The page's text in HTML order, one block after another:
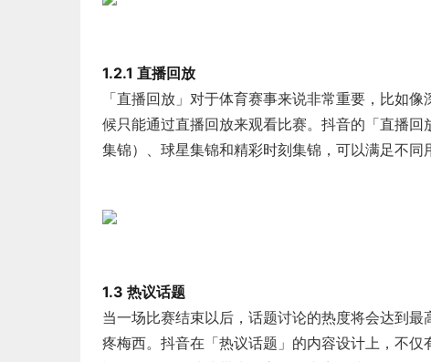
1.2.1 直播回放
「直播回放」对于体育赛事来说非常重要，比如
候只能通过直播回放来观看比赛。抖音的「直播
集锦）、球星集锦和精彩时刻集锦，可以满足不同
1.3 热议话题
当一场比赛结束以后，话题讨论的热度将会达到
疼梅西。抖音在「热议话题」的内容设计上，不